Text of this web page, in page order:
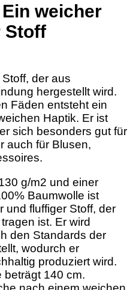
weicher
Stoff
der aus
hergestellt wird.
Fäden entsteht ein
Haptik. Er ist
sich besonders gut für
auch für Blusen,
g/m2 und einer
Baumwolle ist
und fluffiger Stoff, der
ist. Er wird
den Standards der
wodurch er
produziert wird.
beträgt 140 cm.